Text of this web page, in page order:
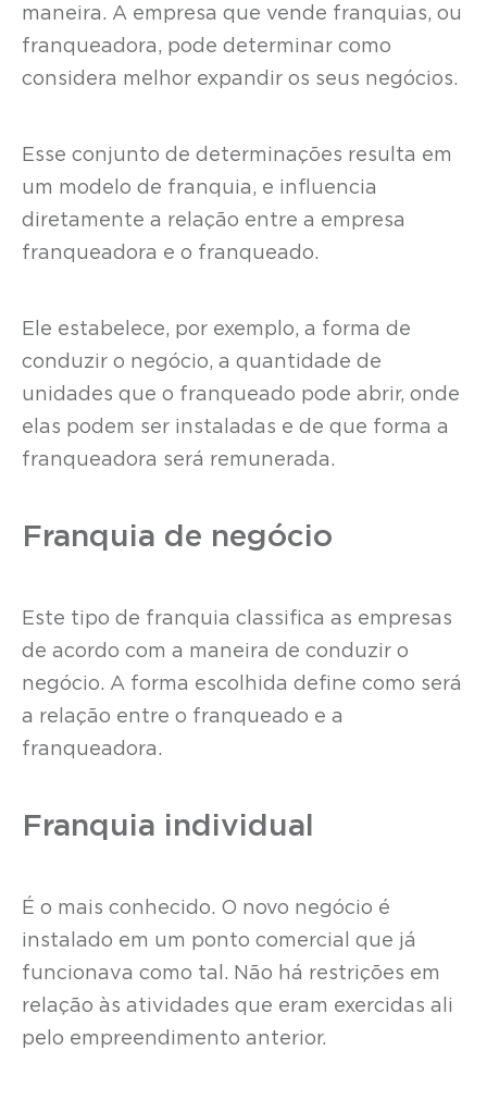
maneira. A empresa que vende franquias, ou
franqueadora, pode determinar como
considera melhor expandir os seus negócios.
Esse conjunto de determinações resulta em
um modelo de franquia, e influencia
diretamente a relação entre a empresa
franqueadora e o franqueado.
Ele estabelece, por exemplo, a forma de
conduzir o negócio, a quantidade de
unidades que o franqueado pode abrir, onde
elas podem ser instaladas e de que forma a
franqueadora será remunerada.
Franquia de negócio
Este tipo de franquia classifica as empresas
de acordo com a maneira de conduzir o
negócio. A forma escolhida define como será
a relação entre o franqueado e a
franqueadora.
Franquia individual
É o mais conhecido. O novo negócio é
instalado em um ponto comercial que já
funcionava como tal. Não há restrições em
relação às atividades que eram exercidas ali
pelo empreendimento anterior.